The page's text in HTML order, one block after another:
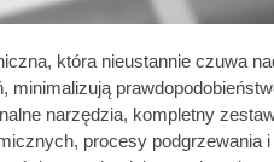
która nieustannie czuwa
narzędzia, kompletny
procesy podgrzewania